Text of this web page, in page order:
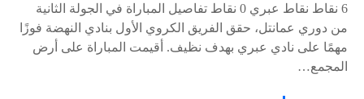
6 نقاط نقاط عبري 0 نقاط تفاصيل المباراة في الجولة الثانية
من دوري عمانتل، حقق الفريق الكروي الأول بنادي النهضة فوزًا
مهمًا على نادي عبري بهدف نظيف. أقيمت المباراة على أرض
المجمع…